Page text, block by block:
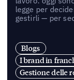
legge per
gestirli — per
Blogs
I brand in
Gestione delle